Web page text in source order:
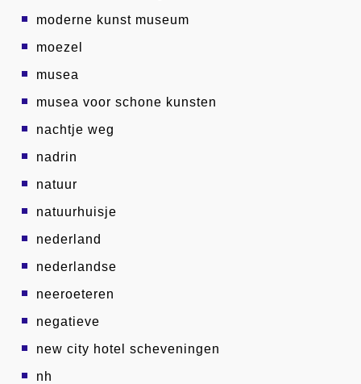
moderne kunst museum
moezel
musea
musea voor schone kunsten
nachtje weg
nadrin
natuur
natuurhuisje
nederland
nederlandse
neeroeteren
negatieve
new city hotel scheveningen
nh